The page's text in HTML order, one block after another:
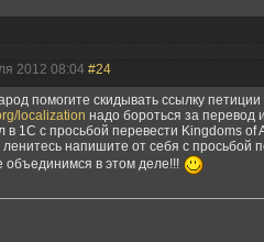
2012 08:04 #24
помогите скидывать ссылку
localization надо бороться за перевод
в 1С с просьбой перевести Kingdoms of
ленитесь напишите от себя с просьбой
объединимся в этом деле!!!